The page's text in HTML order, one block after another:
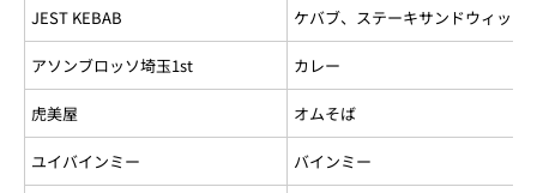
JEST KEBAB ケバブ、ステーキサンドウィッチ
アソンブロッソ埼玉1st カレー
虎美屋 オムそば
ユイバインミー バインミー